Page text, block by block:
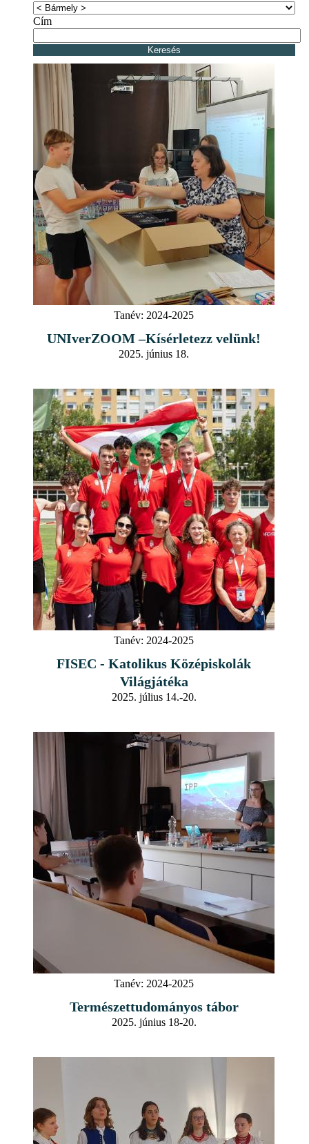
Cím
Tanév: 2024-2025
UNIverZOOM –Kísérletezz velünk!
2025. június 18.
Tanév: 2024-2025
FISEC - Katolikus Középiskolák
Világjátéka
2025. július 14.-20.
Tanév: 2024-2025
Természettudományos tábor
2025. június 18-20.